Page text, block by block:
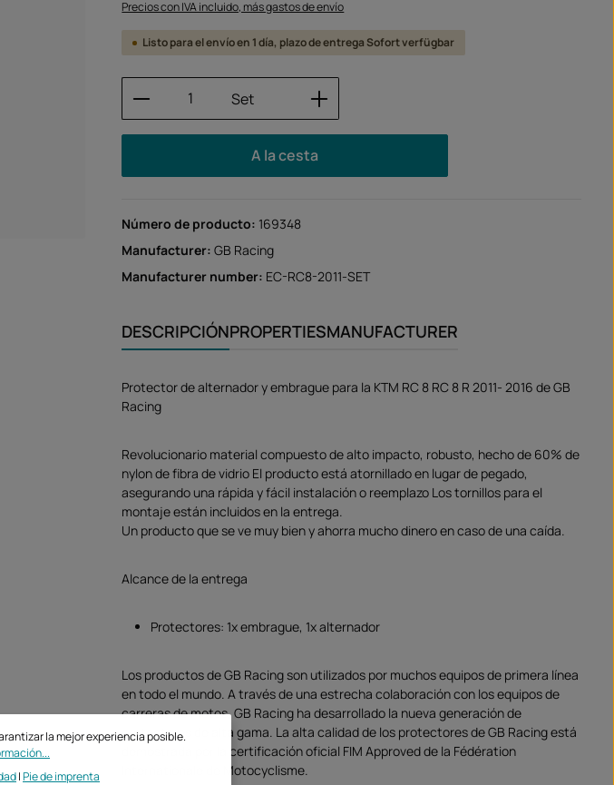
Precios con IVA incluido, más gastos de envío
Listo para el envío en 1 día, plazo de entrega Sofort verfügbar
Cantidad del producto: introduce la cantidad
Set
A la cesta
Número de producto: 169348
Manufacturer:GB Racing
Manufacturer number: EC-RC8-2011-SET
DESCRIPCIÓNPROPERTIESMANUFACTURER
Protector de alternador y embrague para la KTM RC 8 RC 8 R 2011- 2016 de GB
Racing
Revolucionario material compuesto de alto impacto, robusto, hecho de 60% de
nylon de fibra de vidrio El producto está atornillado en lugar de pegado,
asegurando una rápida y fácil instalación o reemplazo Los tornillos para el
montaje están incluidos en la entrega.
Un producto que se ve muy bien y ahorra mucho dinero en caso de una caída.
Alcance de la entrega
Protectores: 1x embrague, 1x alternador
Los productos de GB Racing son utilizados por muchos equipos de primera línea
en todo el mundo. A través de una estrecha colaboración con los equipos de
carreras de motos, GB Racing ha desarrollado la nueva generación de
protectores de alta gama. La alta calidad de los protectores de GB Racing está
demostrada por la certificación oficial FIM Approved de la Fédération
Internationale de Motocyclisme.
la mejor experiencia posible.
|Pie de imprenta